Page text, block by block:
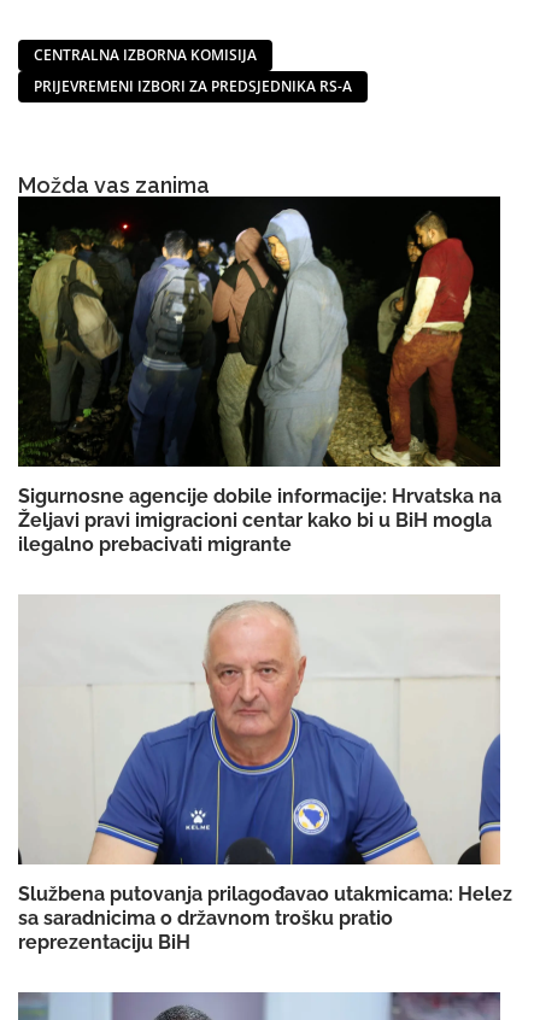
CENTRALNA IZBORNA KOMISIJA
PRIJEVREMENI IZBORI ZA PREDSJEDNIKA RS-A
Možda vas zanima
Sigurnosne agencije dobile informacije: Hrvatska na
Željavi pravi imigracioni centar kako bi u BiH mogla
ilegalno prebacivati migrante
Službena putovanja prilagođavao utakmicama: Helez
sa saradnicima o državnom trošku pratio
reprezentaciju BiH